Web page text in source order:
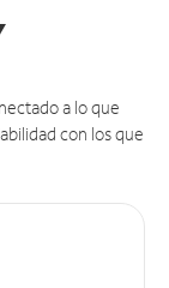
a lo que
con los que